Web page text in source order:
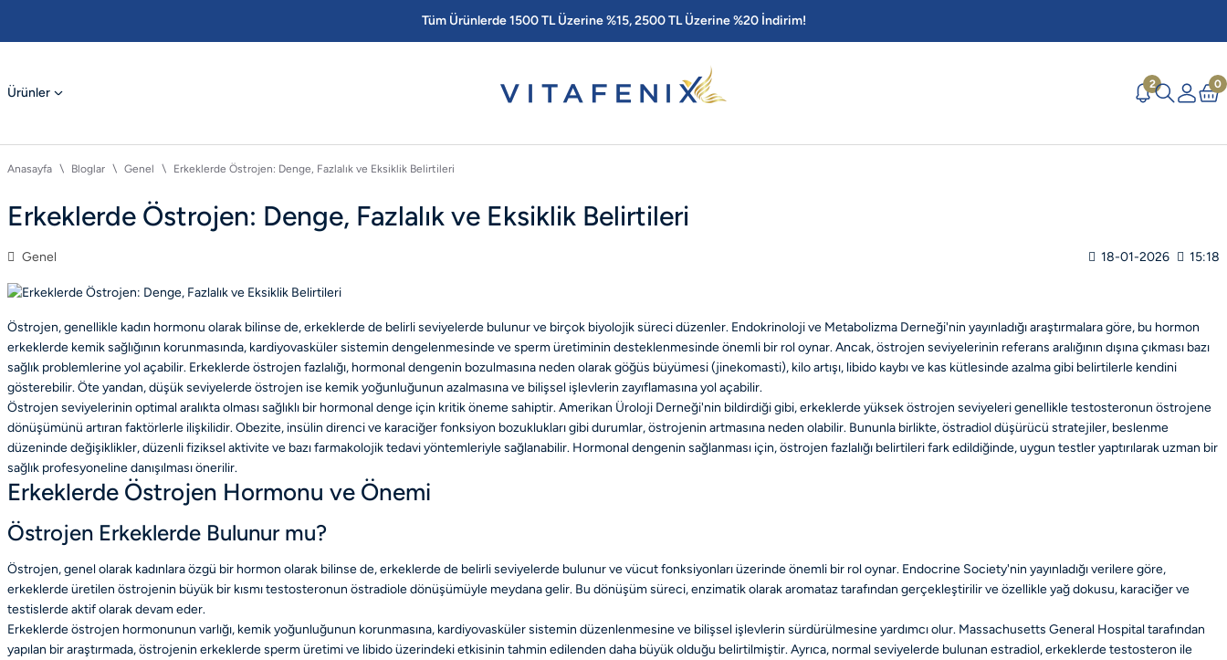
Tüm Ürünlerde 1500 TL Üzerine %15, 2500 TL Üzerine %20 İndirim!
Ürünler
2 0
Anasayfa Bloglar Genel Erkeklerde Östrojen: Denge, Fazlalık ve Eksiklik Belirtileri
Erkeklerde Östrojen: Denge, Fazlalık ve Eksiklik Belirtileri
Genel 18-01-2026 15:18
Östrojen, genellikle kadın hormonu olarak bilinse de, erkeklerde de belirli seviyelerde bulunur ve birçok biyolojik süreci düzenler. Endokrinoloji ve Metabolizma Derneği'nin yayınladığı araştırmalara göre, bu hormon
erkeklerde kemik sağlığının korunmasında, kardiyovasküler sistemin dengelenmesinde ve sperm üretiminin desteklenmesinde önemli bir rol oynar. Ancak, östrojen seviyelerinin referans aralığının dışına çıkması bazı
sağlık problemlerine yol açabilir. Erkeklerde östrojen fazlalığı, hormonal dengenin bozulmasına neden olarak göğüs büyümesi (jinekomasti), kilo artışı, libido kaybı ve kas kütlesinde azalma gibi belirtilerle kendini
gösterebilir. Öte yandan, düşük seviyelerde östrojen ise kemik yoğunluğunun azalmasına ve bilişsel işlevlerin zayıflamasına yol açabilir.
Östrojen seviyelerinin optimal aralıkta olması sağlıklı bir hormonal denge için kritik öneme sahiptir. Amerikan Üroloji Derneği'nin bildirdiği gibi, erkeklerde yüksek östrojen seviyeleri genellikle testosteronun östrojene
dönüşümünü artıran faktörlerle ilişkilidir. Obezite, insülin direnci ve karaciğer fonksiyon bozuklukları gibi durumlar, östrojenin artmasına neden olabilir. Bununla birlikte, östradiol düşürücü stratejiler, beslenme
düzeninde değişiklikler, düzenli fiziksel aktivite ve bazı farmakolojik tedavi yöntemleriyle sağlanabilir. Hormonal dengenin sağlanması için, östrojen fazlalığı belirtileri fark edildiğinde, uygun testler yaptırılarak uzman bir
sağlık profesyoneline danışılması önerilir.
Erkeklerde Östrojen Hormonu ve Önemi
Östrojen Erkeklerde Bulunur mu?
Östrojen, genel olarak kadınlara özgü bir hormon olarak bilinse de, erkeklerde de belirli seviyelerde bulunur ve vücut fonksiyonları üzerinde önemli bir rol oynar. Endocrine Society'nin yayınladığı verilere göre,
erkeklerde üretilen östrojenin büyük bir kısmı testosteronun östradiole dönüşümüyle meydana gelir. Bu dönüşüm süreci, enzimatik olarak aromataz tarafından gerçekleştirilir ve özellikle yağ dokusu, karaciğer ve
testislerde aktif olarak devam eder.
Erkeklerde östrojen hormonunun varlığı, kemik yoğunluğunun korunmasına, kardiyovasküler sistemin düzenlenmesine ve bilişsel işlevlerin sürdürülmesine yardımcı olur. Massachusetts General Hospital tarafından
yapılan bir araştırmada, östrojenin erkeklerde sperm üretimi ve libido üzerindeki etkisinin tahmin edilenden daha büyük olduğu belirtilmiştir. Ayrıca, normal seviyelerde bulunan estradiol, erkeklerde testosteron ile